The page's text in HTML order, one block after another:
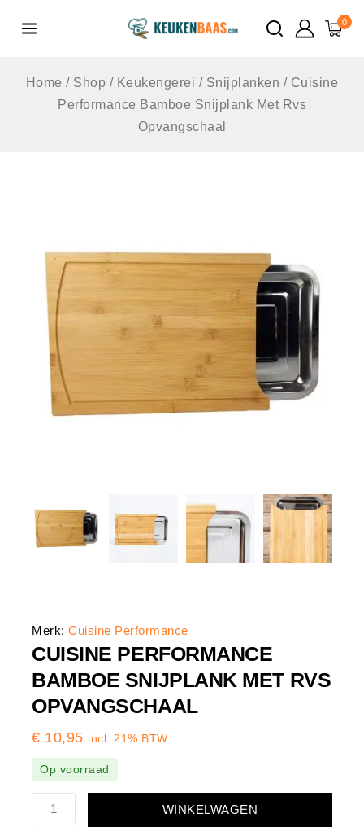
inhoud
0
Home / Shop / Keukengerei / Snijplanken / Cuisine
Performance Bamboe Snijplank Met Rvs
Opvangschaal
Merk: Cuisine Performance
CUISINE PERFORMANCE
BAMBOE SNIJPLANK MET RVS
OPVANGSCHAAL
€ 10,95 incl. 21% BTW
Op voorraad
WINKELWAGEN